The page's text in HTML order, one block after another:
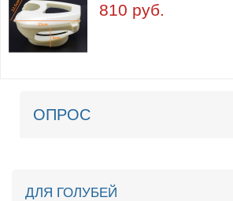
810 руб.
ОПРОС
ДЛЯ ГОЛУБЕЙ